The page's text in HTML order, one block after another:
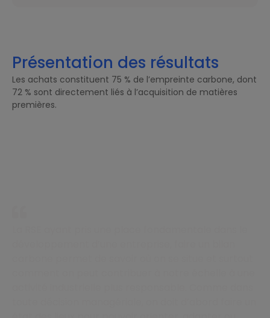
Présentation des résultats
Les achats constituent 75 % de l’empreinte carbone, dont
72 % sont directement liés à l’acquisition de matières
premières.